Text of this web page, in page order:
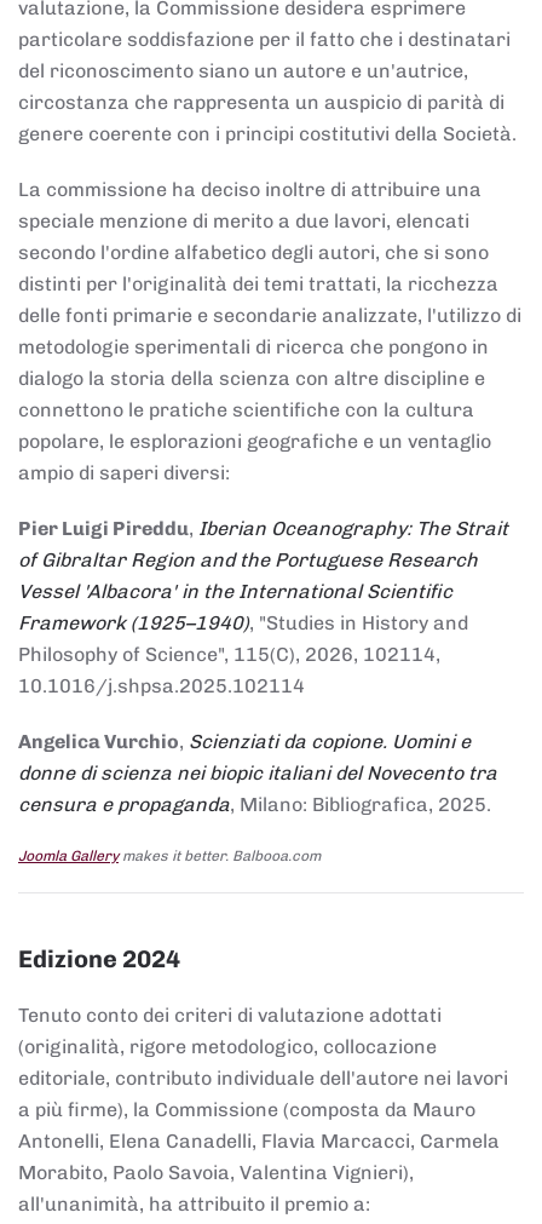
valutazione, la Commissione desidera esprimere
particolare soddisfazione per il fatto che i destinatari
del riconoscimento siano un autore e un'autrice,
circostanza che rappresenta un auspicio di parità di
genere coerente con i principi costitutivi della Società.
La commissione ha deciso inoltre di attribuire una
speciale menzione di merito a due lavori, elencati
secondo l'ordine alfabetico degli autori, che si sono
distinti per l'originalità dei temi trattati, la ricchezza
delle fonti primarie e secondarie analizzate, l'utilizzo di
metodologie sperimentali di ricerca che pongono in
dialogo la storia della scienza con altre discipline e
connettono le pratiche scientifiche con la cultura
popolare, le esplorazioni geografiche e un ventaglio
ampio di saperi diversi:
Pier Luigi Pireddu, Iberian Oceanography: The Strait
of Gibraltar Region and the Portuguese Research
Vessel 'Albacora' in the International Scientific
Framework (1925–1940), "Studies in History and
Philosophy of Science", 115(C), 2026, 102114,
10.1016/j.shpsa.2025.102114
Angelica Vurchio, Scienziati da copione. Uomini e
donne di scienza nei biopic italiani del Novecento tra
censura e propaganda, Milano: Bibliografica, 2025.
Joomla Gallerymakes it better. Balbooa.com
Edizione 2024
Tenuto conto dei criteri di valutazione adottati
(originalità, rigore metodologico, collocazione
editoriale, contributo individuale dell'autore nei lavori
a più firme), la Commissione (composta da Mauro
Antonelli, Elena Canadelli, Flavia Marcacci, Carmela
Morabito, Paolo Savoia, Valentina Vignieri),
all'unanimità, ha attribuito il premio a: